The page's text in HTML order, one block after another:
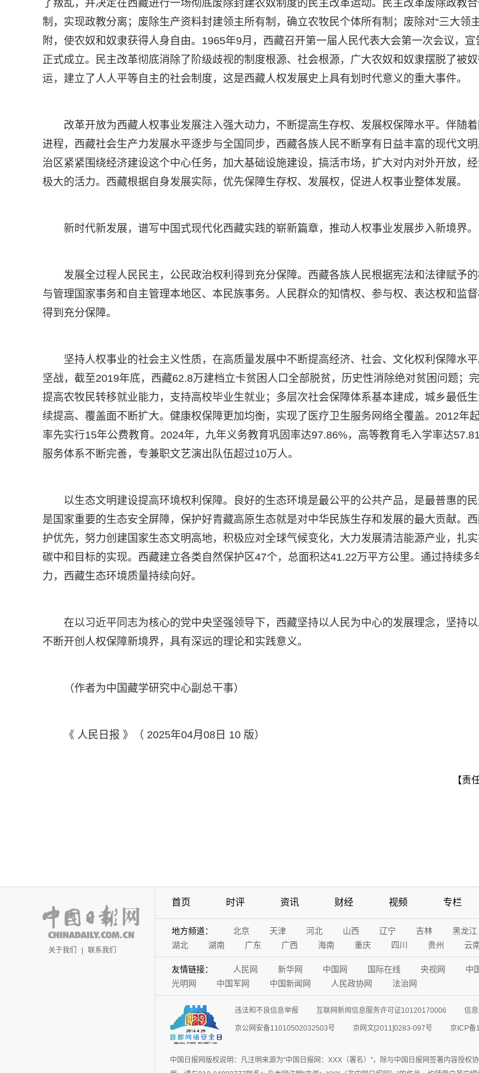
了叛乱，并决定在西藏进行一场彻底废除封建农奴制度的民主改革运动。民主改革废除政教
制，实现政教分离；废除生产资料封建领主所有制，确立农牧民个体所有制；废除对“三大领
附，使农奴和奴隶获得人身自由。1965年9月，西藏召开第一届人民代表大会第一次会议，宣
正式成立。民主改革彻底消除了阶级歧视的制度根源、社会根源，广大农奴和奴隶摆脱了被
运，建立了人人平等自主的社会制度，这是西藏人权发展史上具有划时代意义的重大事件。
改革开放为西藏人权事业发展注入强大动力，不断提高生存权、发展权保障水平。伴随
进程，西藏社会生产力发展水平逐步与全国同步，西藏各族人民不断享有日益丰富的现代文
治区紧紧围绕经济建设这个中心任务，加大基础设施建设，搞活市场，扩大对内对外开放，
极大的活力。西藏根据自身发展实际，优先保障生存权、发展权，促进人权事业整体发展。
新时代新发展，谱写中国式现代化西藏实践的崭新篇章，推动人权事业发展步入新境界。
发展全过程人民民主，公民政治权利得到充分保障。西藏各族人民根据宪法和法律赋予
与管理国家事务和自主管理本地区、本民族事务。人民群众的知情权、参与权、表达权和监督
得到充分保障。
坚持人权事业的社会主义性质，在高质量发展中不断提高经济、社会、文化权利保障水
坚战，截至2019年底，西藏62.8万建档立卡贫困人口全部脱贫，历史性消除绝对贫困问题；完
提高农牧民转移就业能力，支持高校毕业生就业；多层次社会保障体系基本建成，城乡最低
续提高、覆盖面不断扩大。健康权保障更加均衡，实现了医疗卫生服务网络全覆盖。2012年
率先实行15年公费教育。2024年，九年义务教育巩固率达97.86%，高等教育毛入学率达
服务体系不断完善，专兼职文艺演出队伍超过10万人。
以生态文明建设提高环境权利保障。良好的生态环境是最公平的公共产品，是最普惠的
是国家重要的生态安全屏障，保护好青藏高原生态就是对中华民族生存和发展的最大贡献。
护优先，努力创建国家生态文明高地，积极应对全球气候变化，大力发展清洁能源产业，扎实
碳中和目标的实现。西藏建立各类自然保护区47个，总面积达41.22万平方公里。通过持续多
力，西藏生态环境质量持续向好。
在以习近平同志为核心的党中央坚强领导下，西藏坚持以人民为中心的发展理念，坚持以
不断开创人权保障新境界，具有深远的理论和实践意义。
（作者为中国藏学研究中心副总干事）
《 人民日报 》（ 2025年04月08日 10 版）
【责
关于我们 | 联系我们
首页 时评 资讯 财经 视频 专栏
地方频道： 北京 天津 河北 山西 辽宁 吉林 黑龙江
湖北
湖南 广东 广西 海南 重庆 四川 贵州 云
友情链接： 人民网 新华网 中国网 国际在线 央视网 中
光明网
中国军网 中国新闻网 人民政协网 法治网
违法和不良信息举报 互联网新闻信息服务许可证10120170006 信
京公网安备11010502032503号 京网文[2011]0283-097号 京ICP备
中国日报网版权说明：凡注明来源为“中国日报网：XXX（署名）”，除与中国日报网签署内容授